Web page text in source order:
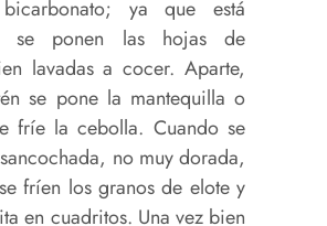
ya que está
se ponen las hojas de
lavadas a cocer. Aparte,
se pone la mantequilla o
fríe la cebolla. Cuando se
no muy dorada,
fríen los granos de elote y
en cuadritos. Una vez bien